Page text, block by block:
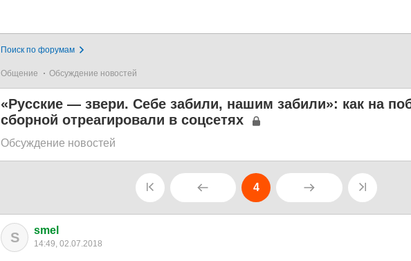
Поиск по форумам
Общение Обсуждение новостей
«Русские — звери. Себе забили, нашим забили»: как на
сборной отреагировали в соцсетях
Обсуждение новостей
4
S smel
14:49, 02.07.2018